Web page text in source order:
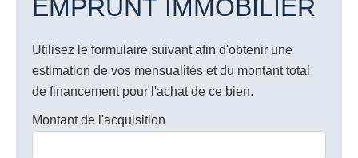
EMPRUNT IMMOBILIER
Utilisez le formulaire suivant afin d'obtenir une
estimation de vos mensualités et du montant total
de financement pour l'achat de ce bien.
Montant de l'acquisition